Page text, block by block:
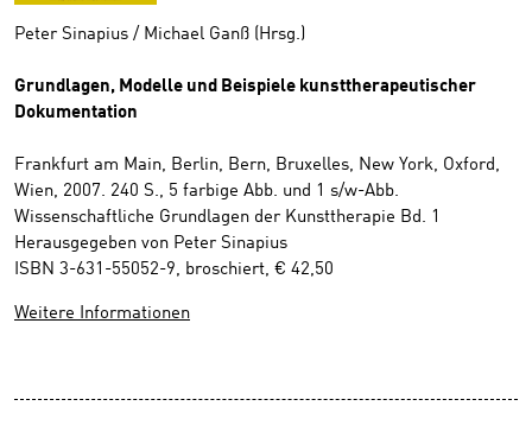
Peter Sinapius / Michael Ganß (Hrsg.)
Grundlagen, Modelle und Beispiele kunsttherapeutischer
Dokumentation
Frankfurt am Main, Berlin, Bern, Bruxelles, New York, Oxford,
Wien, 2007. 240 S., 5 farbige Abb. und 1 s/w-Abb.
Wissenschaftliche Grundlagen der Kunsttherapie Bd. 1
Herausgegeben von Peter Sinapius
ISBN 3-631-55052-9, broschiert, € 42,50
Weitere Informationen